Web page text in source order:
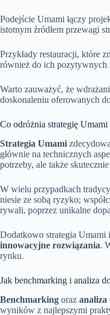
Podejście Umami łączy
istotnym źródłem przewagi
Przykłady restauracji, które
również do ich pozytywnych
Warto zauważyć, że
doskonaleniu oferowanych
Co odróżnia strategię
Strategia Umami
głównie na technicznych
potrzeby, ale także skutecznie
W wielu przypadkach
niesie ze sobą ryzyko;
rywali, poprzez unikalne
Dodatkowo strategia Umami
innowacyjne rozwiązania.
rynku.
Jak benchmarking i analiza
Benchmarking oraz analiza
wyników z najlepszymi